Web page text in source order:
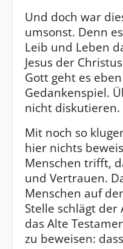
Und doch war
umsonst. Denn
Leib und Leben
Jesus der
Gott geht es
Gedankenspiel.
nicht diskutieren.
Mit noch so
hier nichts
Menschen trifft,
und Vertrauen.
Menschen auf
Stelle schlägt der
das Alte
zu beweisen: